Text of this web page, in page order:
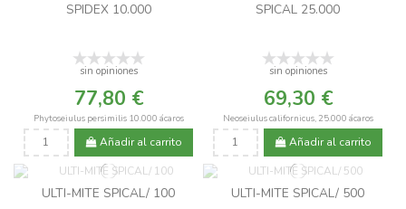
SPIDEX 10.000
sin opiniones
77,80 €
Phytoseiulus persimilis 10.000 ácaros
Añadir al carrito
SPICAL 25.000
sin opiniones
69,30 €
Neoseiulus californicus, 25.000 ácaros
Añadir al carrito
ULTI-MITE SPICAL/ 100 ULTI-MITE SPICAL/ 500